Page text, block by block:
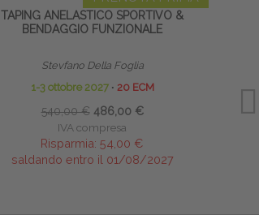
TAPING ANELASTICO SPORTIVO &
BENDAGGIO FUNZIONALE
Stevfano Della Foglia
1-3 ottobre 2027 ∙ 20 ECM
540,00 € 486,00 €
IVA compresa
Risparmia: 54,00 €
saldando entro il 01/08/2027